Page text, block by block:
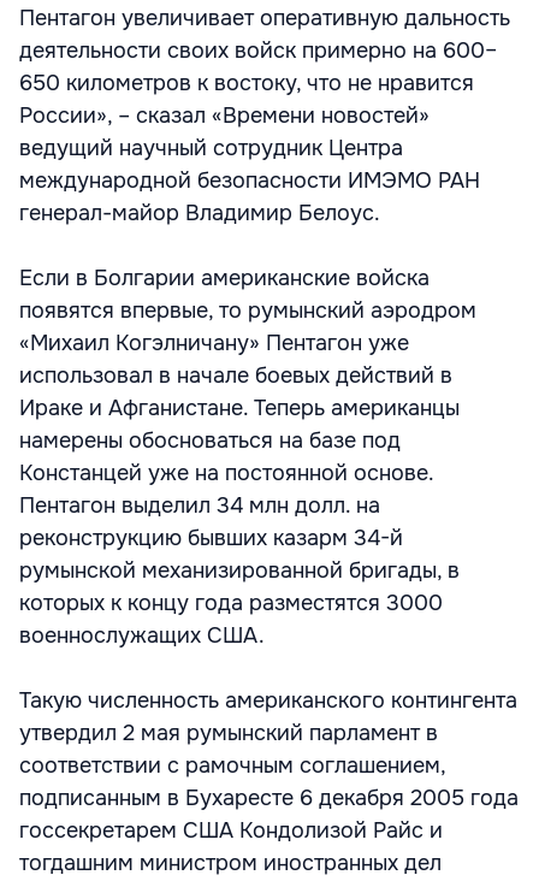
Пентагон увеличивает оперативную дальность
деятельности своих войск примерно на 600–
650 километров к востоку, что не нравится
России», – сказал «Времени новостей»
ведущий научный сотрудник Центра
международной безопасности ИМЭМО РАН
генерал-майор Владимир Белоус.
Если в Болгарии американские войска
появятся впервые, то румынский аэродром
«Михаил Когэлничану» Пентагон уже
использовал в начале боевых действий в
Ираке и Афганистане. Теперь американцы
намерены обосноваться на базе под
Констанцей уже на постоянной основе.
Пентагон выделил 34 млн долл. на
реконструкцию бывших казарм 34-й
румынской механизированной бригады, в
которых к концу года разместятся 3000
военнослужащих США.
Такую численность американского контингента
утвердил 2 мая румынский парламент в
соответствии с рамочным соглашением,
подписанным в Бухаресте 6 декабря 2005 года
госсекретарем США Кондолизой Райс и
тогдашним министром иностранных дел